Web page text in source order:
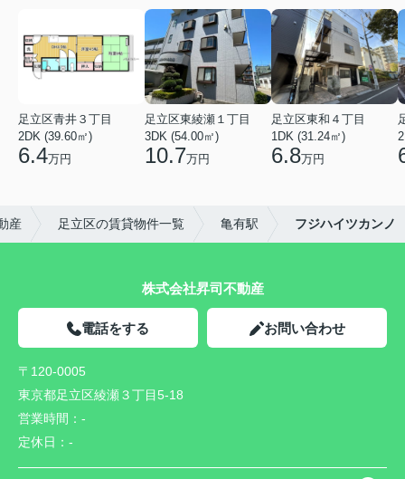
足立区青井３丁目
2DK (39.60㎡)
6.4万円
足立区東綾瀬１丁目
3DK (54.00㎡)
10.7万円
足立区東和４丁目
1DK (31.24㎡)
6.8万円
産 足立区の賃貸物件一覧 亀有駅 フジハイツカンノ
株式会社昇司不動産
電話をする お問い合わせ
〒120-0005
東京都足立区綾瀬３丁目5-18
営業時間： -
定休日： -